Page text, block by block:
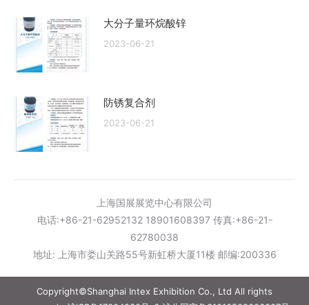
大分子量环烷酸锌
2023-06-21
防锈复合剂
2023-06-21
上海国展展览中心有限公司
电话:+86-21-62952132 18901608397 传真:+86-21-
62780038
地址: 上海市娄山关路55号新虹桥大厦11楼 邮编:200336
Copyright©Shanghai Intex Exhibition Co., Ltd All rights